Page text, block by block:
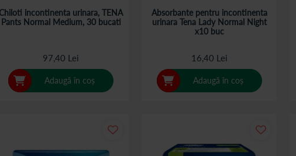
Chiloti incontinenta urinara, TENA
Pants Normal Medium, 30 bucati
97,40 Lei
Adaugă în coș
Absorbante pentru incontinenta
urinara Tena Lady Normal Night
x10 buc
16,40 Lei
Adaugă în coș